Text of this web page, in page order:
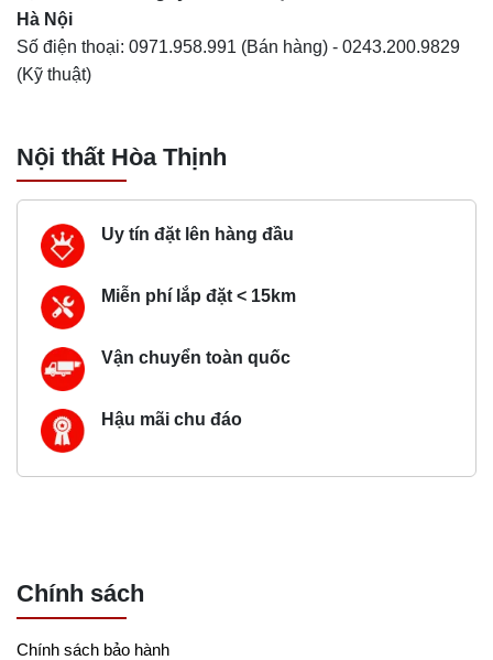
Hà Nội
Số điện thoại: 0971.958.991 (Bán hàng) - 0243.200.9829
(Kỹ thuật)
Nội thất Hòa Thịnh
Uy tín đặt lên hàng đầu
Miễn phí lắp đặt < 15km
Vận chuyển toàn quốc
Hậu mãi chu đáo
Chính sách
Chính sách bảo hành